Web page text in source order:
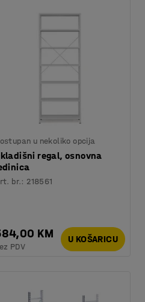
u nekoliko opcija
regal, osnovna
br.: 218561
KM
PDV
U KOŠARICU